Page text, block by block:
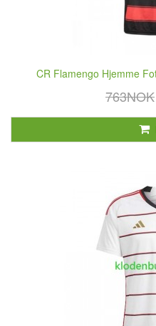
CR Flamengo Hjemme
763NOK